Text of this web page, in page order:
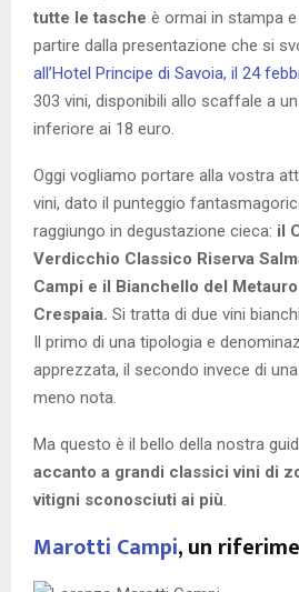
tutte le tasche è ormai in stampa
partire dalla presentazione che si
all’Hotel Principe di Savoia, il 24
303 vini, disponibili allo scaffale a
inferiore ai 18 euro.
Oggi vogliamo portare alla vostra
vini, dato il punteggio
raggiungo in degustazione cieca: il
Verdicchio Classico Riserva
Campi e il Bianchello del
Crespaia. Si tratta di due vini
Il primo di una tipologia e
apprezzata, il secondo invece di
meno nota.
Ma questo è il bello della nostra
accanto a grandi classici vini di
vitigni sconosciuti ai più
Marotti Campi, un